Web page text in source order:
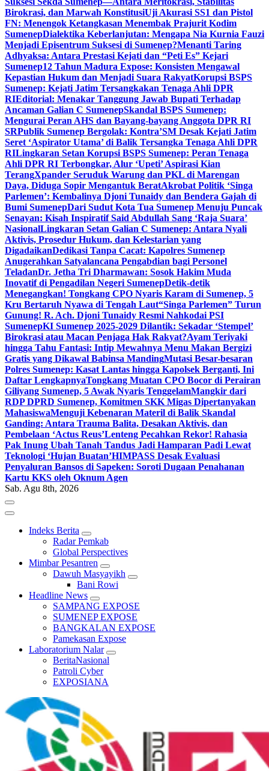
Birokrasi, dan Marwah KonstitusiUji Akurasi SS1 dan Pistol
FN: Menengok Ketangkasan Menembak Prajurit Kodim
SumenepDialektika Keberlanjutan: Mengapa Nia Kurnia Fauzi
Menjadi Episentrum Suksesi di Sumenep?Menanti Taring
Adhyaksa: Antara Prestasi Kejati dan “Peti Es” Kejari
Sumenep12 Tahun Madura Expose: Konsisten Mengawal
Kepastian Hukum dan Menjadi Suara RakyatKorupsi BSPS
Sumenep: Kejati Jatim Tersangkakan Tenaga Ahli DPR
RIEditorial: Menakar Tanggung Jawab Bupati Terhadap
Ancaman Galian C SumenepSkandal BSPS Sumenep:
Mengurai Peran AHS dan Bayang-bayang Anggota DPR RI
SRPublik Sumenep Bergolak: Kontra’SM Desak Kejati Jatim
Seret ‘Aspirator Utama’ di Balik Tersangka Tenaga Ahli DPR
RILingkaran Setan Korupsi BSPS Sumenep: Peran Tenaga
Ahli DPR RI Terbongkar, Alur ‘Upeti’ Aspirasi Kian
TerangXpander Seruduk Warung dan PKL di Marengan
Daya, Diduga Sopir Mengantuk BeratAkrobat Politik ‘Singa
Parlemen’: Kembalinya Djoni Tunaidy dan Bendera Gajah di
Bumi SumenepDari Sudut Kota Tua Sumenep Menuju Puncak
Senayan: Kisah Inspiratif Said Abdullah Sang ‘Raja Suara’
NasionalLingkaran Setan Galian C Sumenep: Antara Nyali
Aktivis, Prosedur Hukum, dan Kelestarian yang
DigadaikanDedikasi Tanpa Cacat: Kapolres Sumenep
Anugerahkan Satyalancana Pengabdian bagi Personel
TeladanDr. Jetha Tri Dharmawan: Sosok Hakim Muda
Inovatif di Pengadilan Negeri SumenepDetik-detik
Menegangkan! Tongkang CPO Nyaris Karam di Sumenep, 5
Kru Bertaruh Nyawa di Tengah Laut“Singa Parlemen” Turun
Gunung! R. Ach. Djoni Tunaidy Resmi Nahkodai PSI
SumenepKI Sumenep 2025-2029 Dilantik: Sekadar ‘Stempel’
Birokrasi atau Macan Penjaga Hak Rakyat?Ayam Teriyaki
hingga Tahu Fantasi: Intip Mewahnya Menu Makan Bergizi
Gratis yang Dikawal Babinsa MandingMutasi Besar-besaran
Polres Sumenep: Kasat Lantas hingga Kapolsek Berganti, Ini
Daftar LengkapnyaTongkang Muatan CPO Bocor di Perairan
Giliyang Sumenep, 5 Awak Nyaris TenggelamMangkir dari
RDP DPRD Sumenep, Komitmen SKK Migas Dipertanyakan
MahasiswaMenguji Kebenaran Materil di Balik Skandal
Ganding: Antara Trauma Balita, Desakan Aktivis, dan
Pembelaan ‘Actus Reus’Lenteng Pecahkan Rekor! Rahasia
Pak Inung Ubah Tanah Tandus Jadi Hamparan Padi Lewat
Teknologi ‘Hujan Buatan’HIMPASS Desak Evaluasi
Penyaluran Bansos di Sapeken: Soroti Dugaan Penahanan
Kartu KKS oleh Oknum Agen
Sab. Agu 8th, 2026
Indeks Berita
Radar Pemkab
Global Perspectives
Mimbar Pesantren
Dawuh Masyayikh
Bani Rowi
Headline News
SAMPANG EXPOSE
SUMENEP EXPOSE
BANGKALAN EXPOSE
Pamekasan Expose
Laboratorium Nalar
BeritaNasional
Patroli Cyber
EXPOSIANA